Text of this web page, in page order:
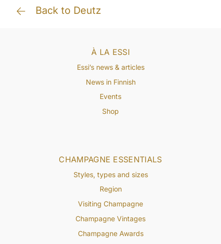
Back to Deutz
CHAMPAGNE ESSENTIALS
Styles, types and sizes
Region
Visiting Champagne
Champagne Vintages
Champagne Awards
À LA ESSI
Essi’s news & articles
News in Finnish
Events
Shop